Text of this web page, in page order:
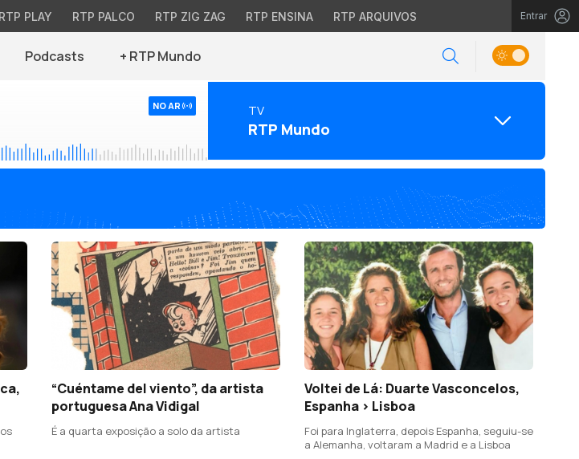
RTP PLAY RTP PALCO RTP ZIG ZAG RTP ENSINA RTP ARQUIVOS Entrar
Podcasts + RTP Mundo
NO AR TV
RTP Mundo
“Cuéntame del viento”, da artista
portuguesa Ana Vidigal
É a quarta exposição a solo da artista
Voltei de Lá: Duarte Vasconcelos,
Espanha > Lisboa
Foi para Inglaterra, depois Espanha, seguiu-se
a Alemanha, voltaram a Madrid e a Lisboa